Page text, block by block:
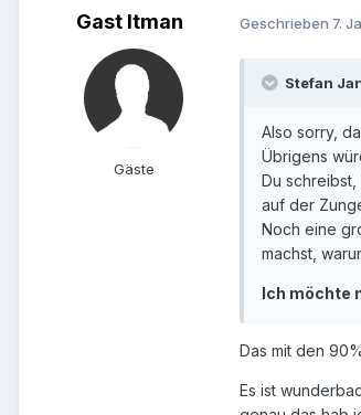
Gast Itman
Gäste
Geschrieben 7.
Stefan
Also sorry,
Übrigens
Du
auf der
Noch eine
machst,
Ich möchte
Das mit den
Es ist